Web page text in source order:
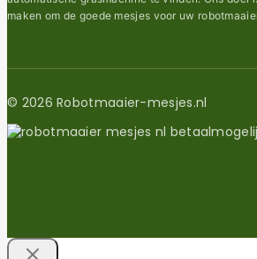
maken om de goede mesjes voor uw
© 2026 Robotmaaier-mesjes.nl